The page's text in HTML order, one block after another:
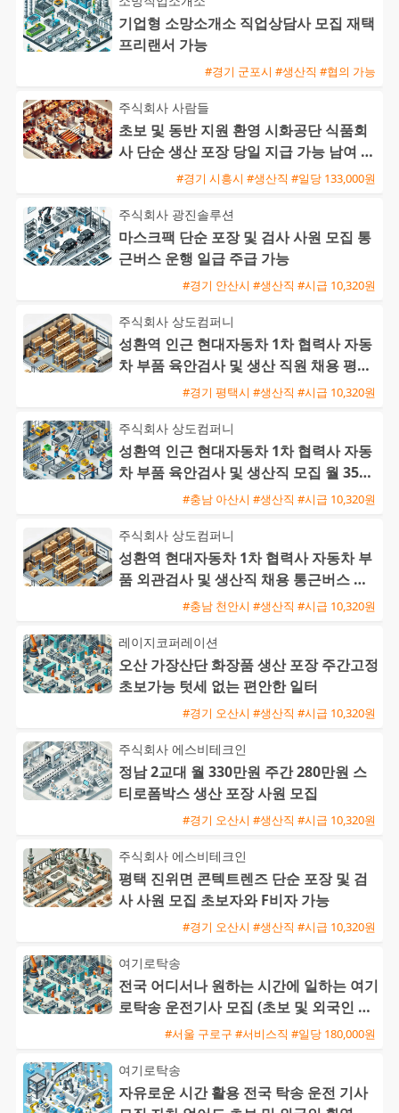
기업형 소망소개소 직업상담사 모집 재택
프리랜서 가능
#경기 군포시 #생산직 #협의 가능
주식회사 사람들
초보 및 동반 지원 환영 시화공단 식품회
사 단순 생산 포장 당일 지급 가능 남여 사
#경기 시흥시 #생산직 #일당 133,000원
주식회사 광진솔루션
마스크팩 단순 포장 및 검사 사원 모집 통
근버스 운행 일급 주급 가능
#경기 안산시 #생산직 #시급 10,320원
주식회사 상도컴퍼니
성환역 인근 현대자동차 1차 협력사 자동
차 부품 육안검사 및 생산 직원 채용 평택
통근버스 운행#경기 평택시 #생산직 #시급 10,320원
주식회사 상도컴퍼니
성환역 인근 현대자동차 1차 협력사 자동
차 부품 육안검사 및 생산직 모집 월 350
만에서 400만원#충남 아산시 #생산직 #시급 10,320원
주식회사 상도컴퍼니
성환역 현대자동차 1차 협력사 자동차 부
품 외관검사 및 생산직 채용 통근버스 운
#충남 천안시 #생산직 #시급 10,320원
레이지코퍼레이션
오산 가장산단 화장품 생산 포장 주간고정
초보가능 텃세 없는 편안한 일터
#경기 오산시 #생산직 #시급 10,320원
주식회사 에스비테크인
정남 2교대 월 330만원 주간 280만원 스
티로폼박스 생산 포장 사원 모집
#경기 오산시 #생산직 #시급 10,320원
주식회사 에스비테크인
평택 진위면 콘텍트렌즈 단순 포장 및 검
사 사원 모집 초보자와 F비자 가능
#경기 오산시 #생산직 #시급 10,320원
여기로탁송
전국 어디서나 원하는 시간에 일하는 여기
로탁송 운전기사 모집 (초보 및 외국인 환
#서울 구로구 #서비스직 #일당 180,000원
여기로탁송
자유로운 시간 활용 전국 탁송 운전 기사